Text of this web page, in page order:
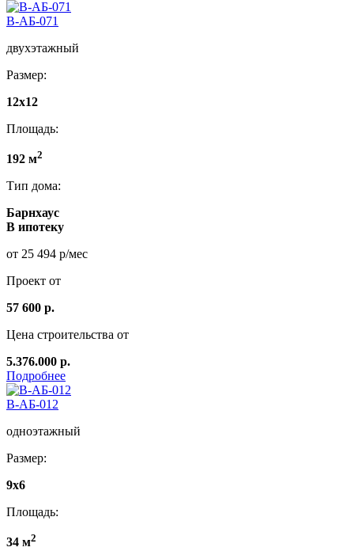
В-АБ-071
двухэтажный
Размер:
12x12
Площадь:
192 м2
Тип дома:
Барнхаус
В ипотеку
от 25 494 р/мес
Проект от
57 600 р.
Цена строительства от
5.376.000 р.
Подробнее
В-АБ-012
одноэтажный
Размер:
9x6
Площадь:
34 м2